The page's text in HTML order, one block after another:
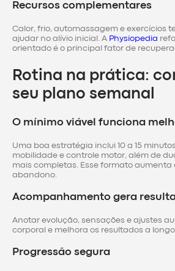
Recursos complementares
Calor, frio, automassagem e exercícios
ajudar no alívio inicial. A Physiopedia
orientado é o principal fator de
Rotina na prática:
seu plano semanal
O mínimo viável funciona
Uma boa estratégia inclui 10 a 15
mobilidade e controle motor, além de
mais completas. Esse formato aumenta
abandono.
Acompanhamento gera
Anotar evolução, sensações e ajustes
corporal e melhora os resultados a longo
Progressão segura